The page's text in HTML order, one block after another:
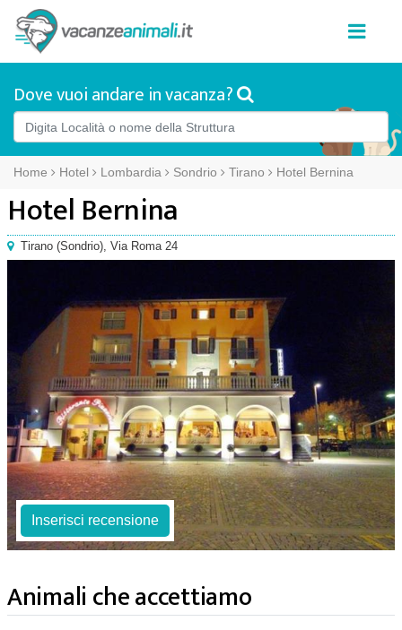
Dove vuoi andare in vacanza?
Home Hotel Lombardia Sondrio Tirano Hotel Bernina
Hotel Bernina
Tirano (Sondrio), Via Roma 24
Inserisci recensione
Animali che accettiamo